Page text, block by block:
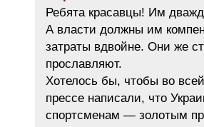
Ребята красавцы! Им
А власти должны им
затраты вдвойне. Они же
прославляют.
Хотелось бы, чтобы во
прессе написали, что
спортсменам — золотым